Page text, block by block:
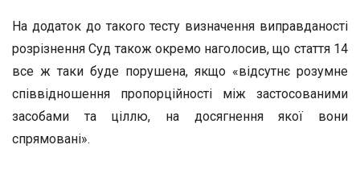
На додаток до такого тесту визначення виправданості
розрізнення Суд також окремо наголосив, що стаття 14
все ж таки буде порушена, якщо «відсутнє розумне
співвідношення пропорційності між застосованими
засобами та ціллю, на досягнення якої вони
спрямовані».